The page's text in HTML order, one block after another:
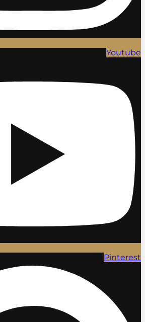
Youtube
Pinterest